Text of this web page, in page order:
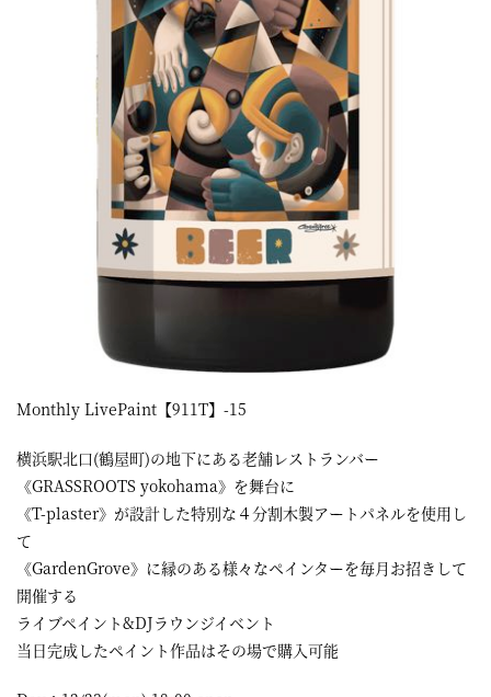
Monthly LivePaint【911T】-15
横浜駅北口(鶴屋町)の地下にある老舗レストランバー
《GRASSROOTS yokohama》を舞台に
《T-plaster》が設計した特別な４分割木製アートパネルを使用し
て
《GardenGrove》に縁のある様々なペインターを毎月お招きして
開催する
ライブペイント&DJラウンジイベント
当日完成したペイント作品はその場で購入可能